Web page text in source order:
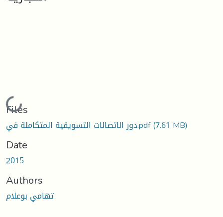
Loading...
Files
دور الاتصالات التسويقية المتكاملة في.pdf(7.61 MB)
Date
2015
Authors
تهامي بوعلام